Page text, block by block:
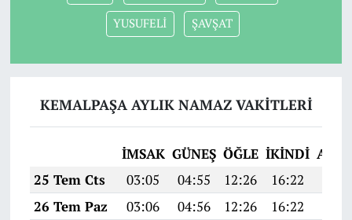
YUSUFELİ ŞAVŞAT
KEMALPAŞA AYLIK NAMAZ VAKITLERI
İMSAK GÜNEŞ ÖĞLE İKINDI
25 Tem Cts
03:05 04:55 12:26 16:22
26 Tem Paz
03:06 04:56 12:26 16:22